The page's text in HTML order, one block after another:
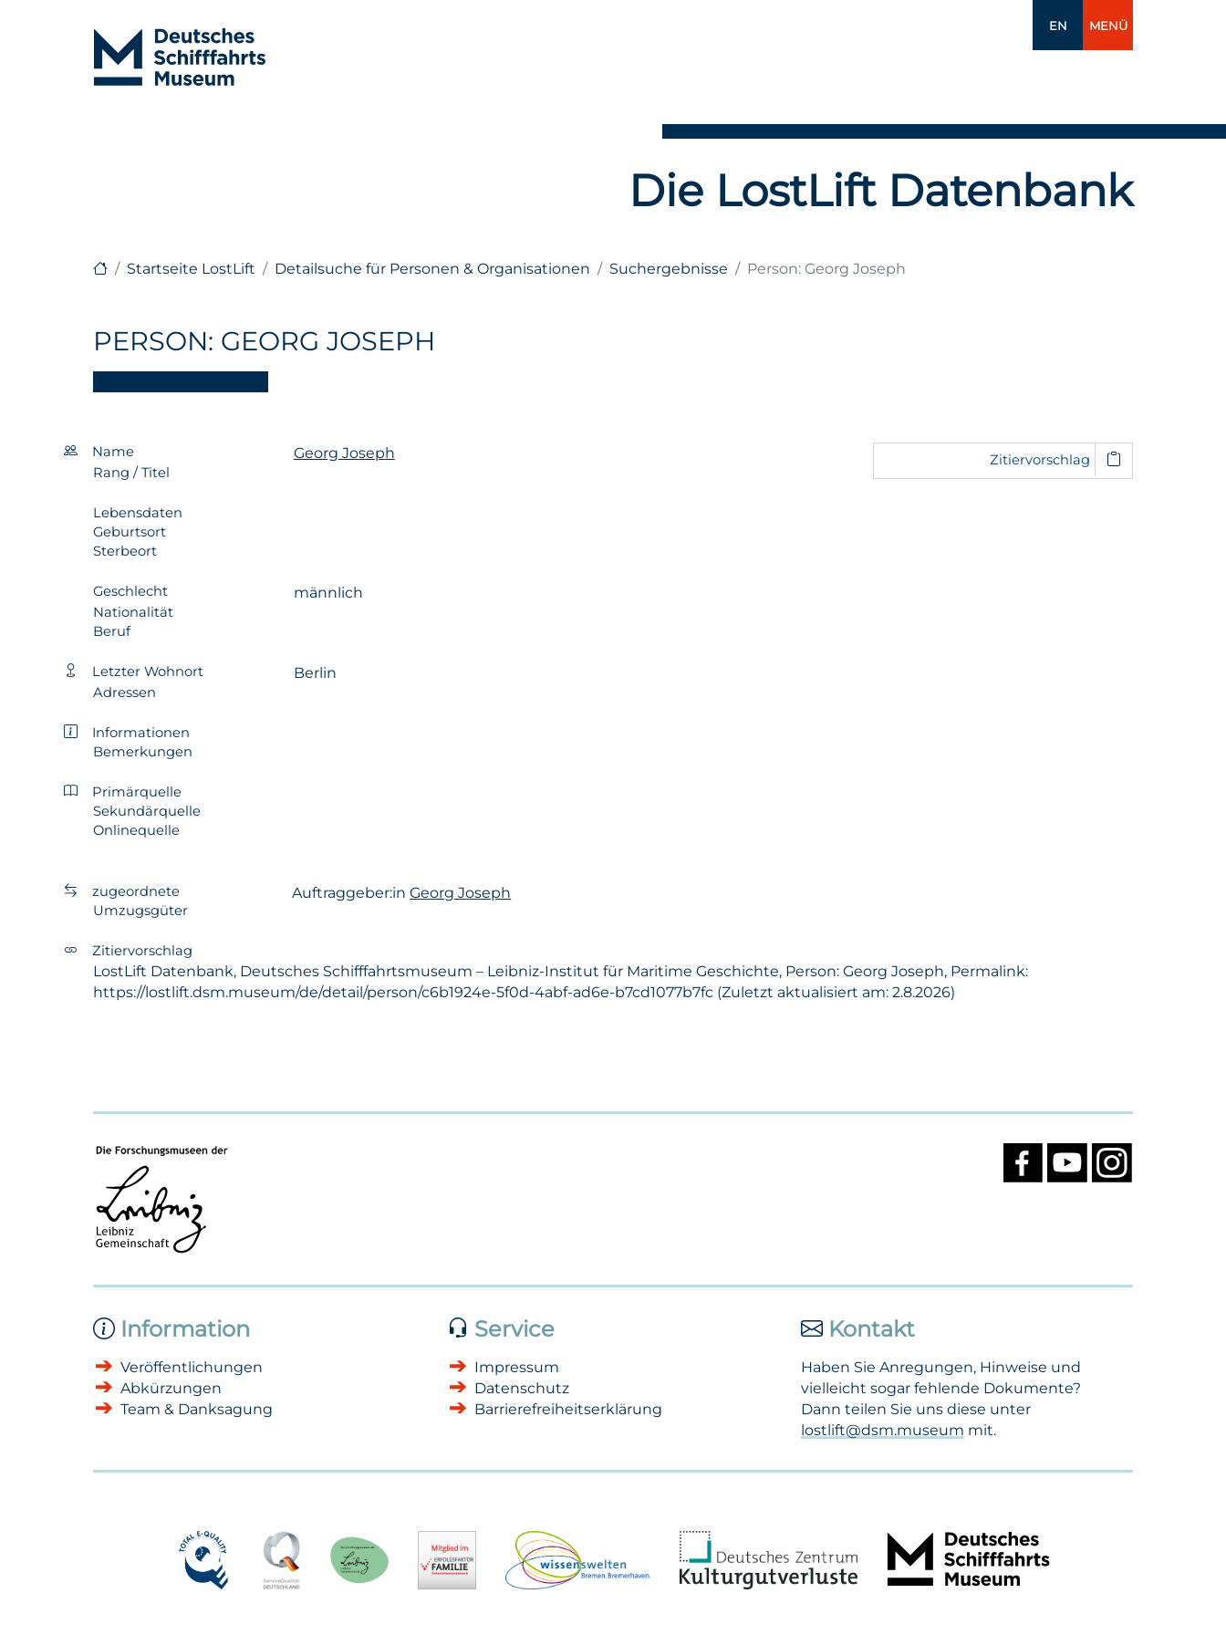
EN MENÜ
Die LostLift Datenbank
Startseite LostLift Detailsuche für Personen & Organisationen Suchergebnisse Person: Georg Joseph
PERSON: GEORG JOSEPH
Name Georg Joseph
Rang / Titel
Lebensdaten
Geburtsort
Sterbeort
Geschlecht männlich
Nationalität
Beruf
Letzter Wohnort Berlin
Adressen
Zitiervorschlag
Informationen
Bemerkungen
Primärquelle
Sekundärquelle
Onlinequelle
zugeordnete
Umzugsgüter
Auftraggeber:inGeorg Joseph
Zitiervorschlag
LostLift Datenbank, Deutsches Schifffahrtsmuseum – Leibniz-Institut für Maritime Geschichte, Person: Georg Joseph, Permalink:
https://lostlift.dsm.museum/de/detail/person/c6b1924e-5f0d-4abf-ad6e-b7cd1077b7fc (Zuletzt aktualisiert am: 2.8.2026)
Information
Veröffentlichungen
Abkürzungen
Team & Danksagung
Service
Impressum
Datenschutz
Barrierefreiheitserklärung
Kontakt
Haben Sie Anregungen, Hinweise und
vielleicht sogar fehlende Dokumente?
Dann teilen Sie uns diese unter
lostlift@dsm.museum mit.